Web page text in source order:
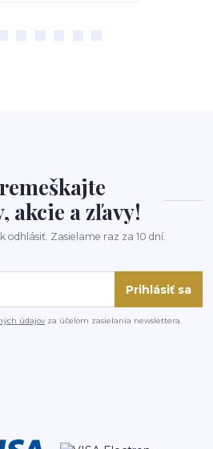
akcie a zľavy!
odhlásiť. Zasielame raz za 10 dní.
Prihlásiť sa
údajov za účelom zasielania newslettera.